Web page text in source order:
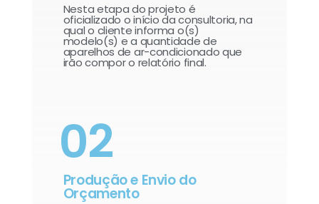
Nesta etapa do projeto é
oficializado o início da consultoria, na
qual o cliente informa o(s)
modelo(s) e a quantidade de
aparelhos de ar-condicionado que
irão compor o relatório final.​
02
Produção e Envio do
Orçamento